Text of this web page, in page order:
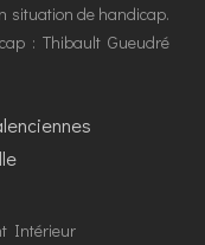
situation de handicap.
: Thibault Gueudré
Intérieur